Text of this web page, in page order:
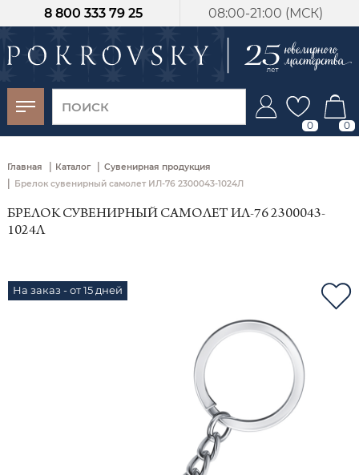
08:00-21:00 (МСК)
8 800 333 79 25
0 0
Главная | Каталог | Сувенирная продукция
| Брелок сувенирный самолет ИЛ-76 2300043-1024Л
БРЕЛОК СУВЕНИРНЫЙ САМОЛЕТ ИЛ-76 2300043-
1024Л
На заказ - от 15 дней
-30%
от 15 дней с
момента оплаты